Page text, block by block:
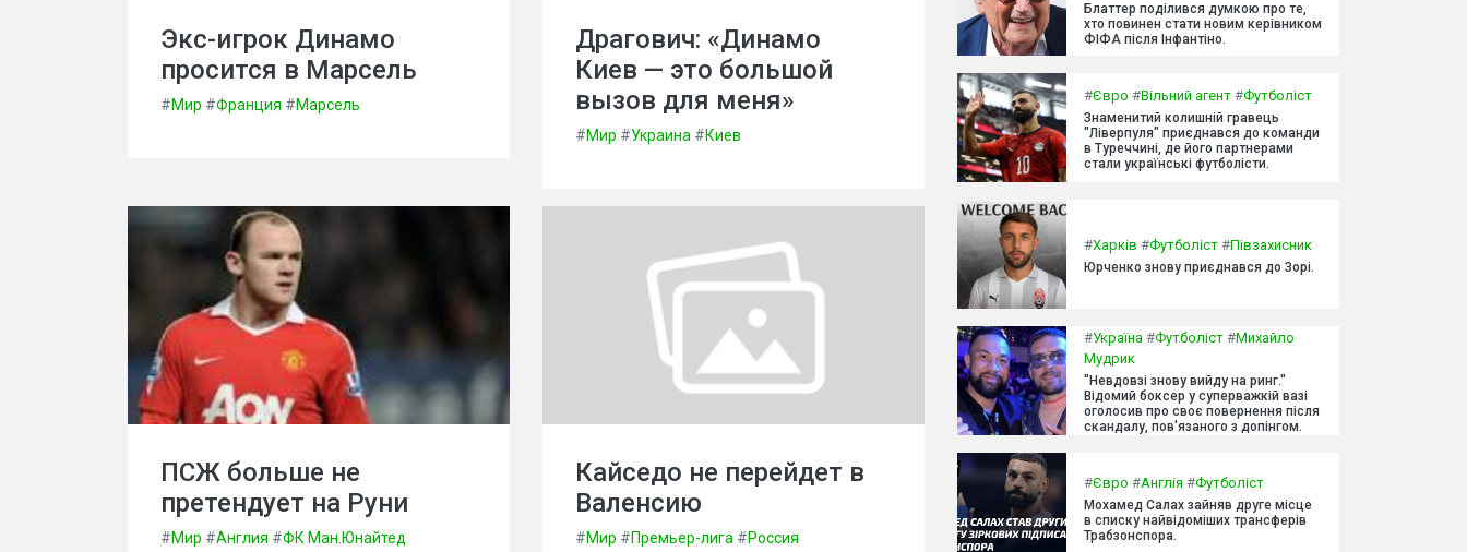
Экс-игрок Динамо
просится в Марсель
#Мир #Франция #Марсель
Драгович: «Динамо
Киев — это большой
вызов для меня»
#Мир #Украина #Киев
ПСЖ больше не
претендует на Руни
#Мир #Англия #ФК Ман.Юнайтед
Кайседо не перейдет в
Валенсию
#Мир #Премьер-лига #Россия
Блаттер поділився думкою про те,
хто повинен стати новим керівником
ФІФА після Інфантіно.
#Євро #Вільний агент #Футболіст
Знаменитий колишній гравець
"Ліверпуля" приєднався до команди
в Туреччині, де його партнерами
стали українські футболісти.
#Харків #Футболіст #Півзахисник
Юрченко знову приєднався до Зорі.
#Україна #Футболіст #Михайло
Мудрик
"Невдовзі знову вийду на ринг."
Відомий боксер у суперважкій вазі
оголосив про своє повернення після
скандалу, пов'язаного з допінгом.
#Євро #Англія #Футболіст
Мохамед Салах зайняв друге місце
в списку найвідоміших трансферів
Трабзонспора.